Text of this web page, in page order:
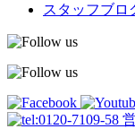
スタッフブロ